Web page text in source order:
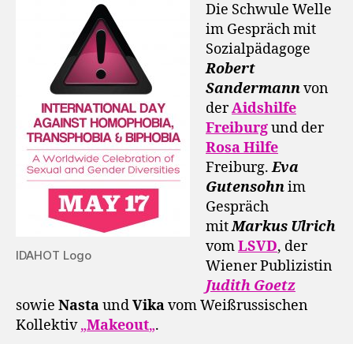
IDAHOT Logo
Die Schwule Welle
im Gespräch mit
Sozialpädagoge
Robert
Sandermannvon
derAidshilfe
Freiburgund der
Rosa Hilfe
Freiburg.Eva
Gutensohnim
Gespräch
mitMarkus Ulrich
vomLSVD, der
Wiener Publizistin
Judith Goetz
sowie NastaundVikavom Weißrussischen
Kollektiv„Makeout„.